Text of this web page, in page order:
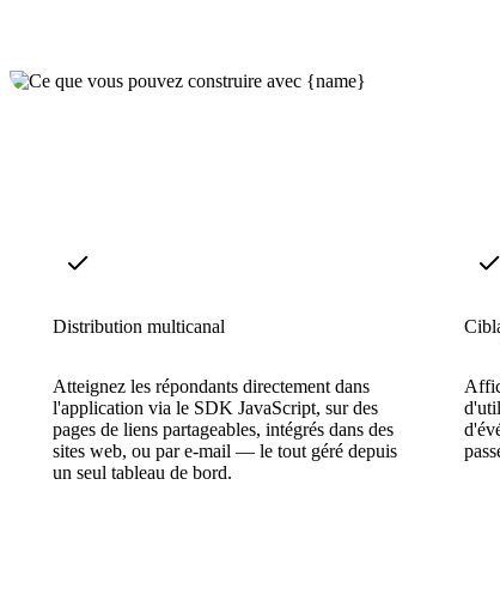
Distribution multicanal
Atteignez les répondants directement dans
l'application via le SDK JavaScript, sur des
pages de liens partageables, intégrés dans des
sites web, ou par e-mail — le tout géré depuis
un seul tableau de bord.